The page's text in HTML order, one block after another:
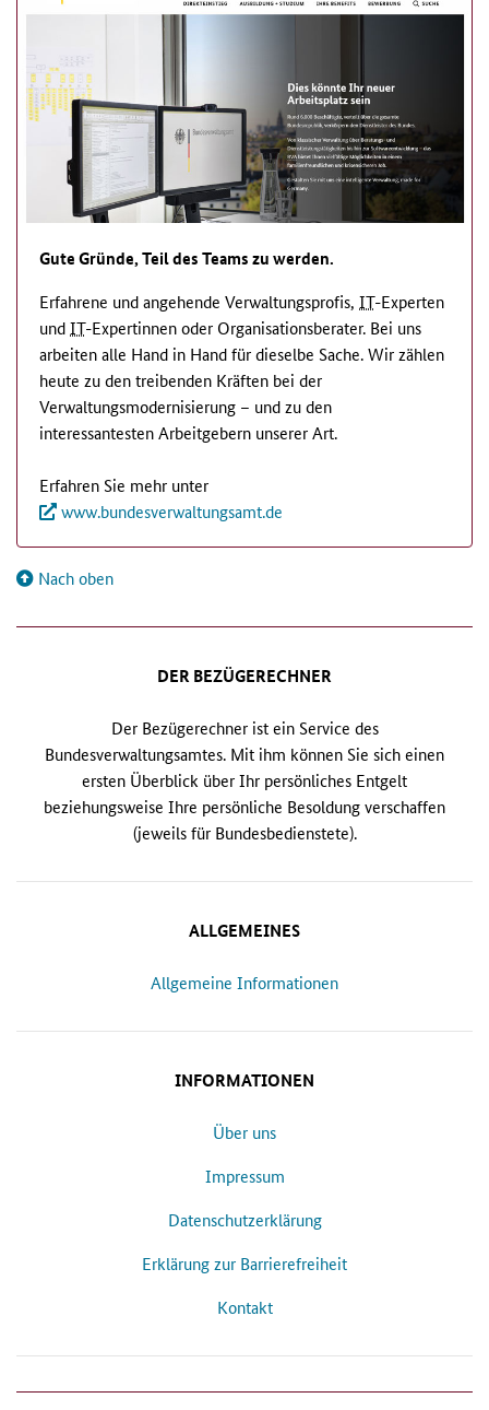
Gute Gründe, Teil des Teams zu werden.
Erfahrene und angehende Verwaltungsprofis, IT-Experten
undIT-Expertinnen oder Organisationsberater. Bei uns
arbeiten alle Hand in Hand für dieselbe Sache. Wir zählen
heute zu den treibenden Kräften bei der
Verwaltungsmodernisierung – und zu den
interessantesten Arbeitgebern unserer Art.
Erfahren Sie mehr unter
www.bundesverwaltungsamt.de
Nach oben
DER BEZÜGERECHNER
Der Bezügerechner ist ein Service des
Bundesverwaltungsamtes. Mit ihm können Sie sich einen
ersten Überblick über Ihr persönliches Entgelt
beziehungsweise Ihre persönliche Besoldung verschaffen
(jeweils für Bundesbedienstete).
ALLGEMEINES
Allgemeine Informationen
INFORMATIONEN
Über uns
Impressum
Datenschutzerklärung
Erklärung zur Barrierefreiheit
Kontakt